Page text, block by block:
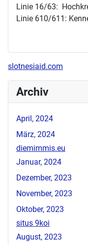
Linie 16/63:
Linie 610/611:
slotnesiaid.com
Archiv
April, 2024
März, 2024
diemimmis.eu
Januar, 2024
Dezember, 2023
November, 2023
Oktober, 2023
situs 9koi
August, 2023